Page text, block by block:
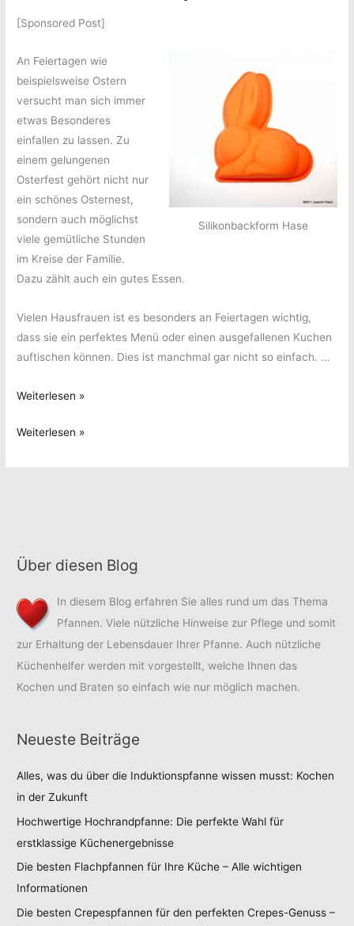
[Sponsored Post]
Silikonbackform Hase
An Feiertagen wie
beispielsweise Ostern
versucht man sich immer
etwas Besonderes
einfallen zu lassen. Zu
einem gelungenen
Osterfest gehört nicht nur
ein schönes Osternest,
sondern auch möglichst
viele gemütliche Stunden
im Kreise der Familie.
Dazu zählt auch ein gutes Essen.
Vielen Hausfrauen ist es besonders an Feiertagen wichtig,
dass sie ein perfektes Menü oder einen ausgefallenen Kuchen
auftischen können. Dies ist manchmal gar nicht so einfach. …
Back-
Kochvergnügen
Weiterlesen »
Back-
Weiterlesen »
Über diesen Blog
In diesem Blog erfahren Sie alles rund um das Thema
Pfannen. Viele nützliche Hinweise zur Pflege und somit
zur Erhaltung der Lebensdauer Ihrer Pfanne. Auch nützliche
Küchenhelfer werden mit vorgestellt, welche Ihnen das
Kochen und Braten so einfach wie nur möglich machen.
Neueste Beiträge
Alles, was du über die Induktionspfanne wissen musst: Kochen
in der Zukunft
Hochwertige Hochrandpfanne: Die perfekte Wahl für
erstklassige Küchenergebnisse
Die besten Flachpfannen für Ihre Küche – Alle wichtigen
Informationen
Die besten Crepespfannen für den perfekten Crepes-Genuss –